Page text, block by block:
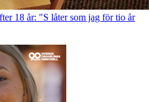
18 år: "S låter som jag för tio år